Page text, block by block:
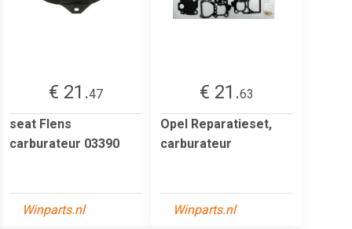
€ 21.47
seat Flens
carburateur 03390
Winparts.nl
€ 21.63
Opel Reparatieset,
carburateur
Winparts.nl